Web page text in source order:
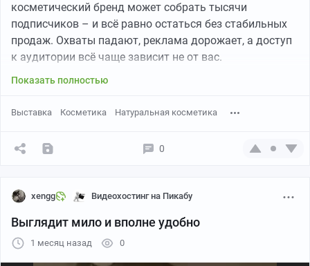
косметический бренд может собрать тысячи
подписчиков – и всё равно остаться без стабильных
продаж. Охваты падают, реклама дорожает, а доступ
к аудитории всё чаще зависит не от вас.
Показать полностью
Выставка Косметика Натуральная косметика
0
xengg Видеохостинг на Пикабу
Выглядит мило и вполне удобно
1 месяц назад 0